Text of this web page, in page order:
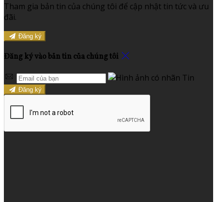
Tham gia bản tin của chúng tôi để cập nhật tin tức và ưu
đãi.
Đăng ký
Đăng ký vào bản tin của chúng tôi
Đăng ký